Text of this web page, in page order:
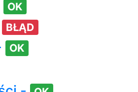
OK
BŁĄD
OK